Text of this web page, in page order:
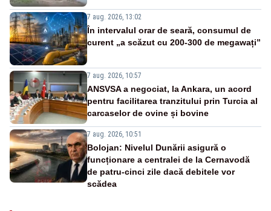
7 aug. 2026, 13:02
În intervalul orar de seară, consumul de
curent „a scăzut cu 200-300 de megawați”
7 aug. 2026, 10:57
ANSVSA a negociat, la Ankara, un acord
pentru facilitarea tranzitului prin Turcia al
carcaselor de ovine și bovine
7 aug. 2026, 10:51
Bolojan: Nivelul Dunării asigură o
funcționare a centralei de la Cernavodă
de patru-cinci zile dacă debitele vor
scădea